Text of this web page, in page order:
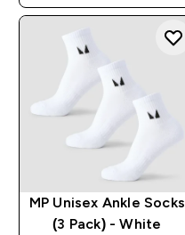
MP Unisex Ankle Socks
(3 Pack) - White